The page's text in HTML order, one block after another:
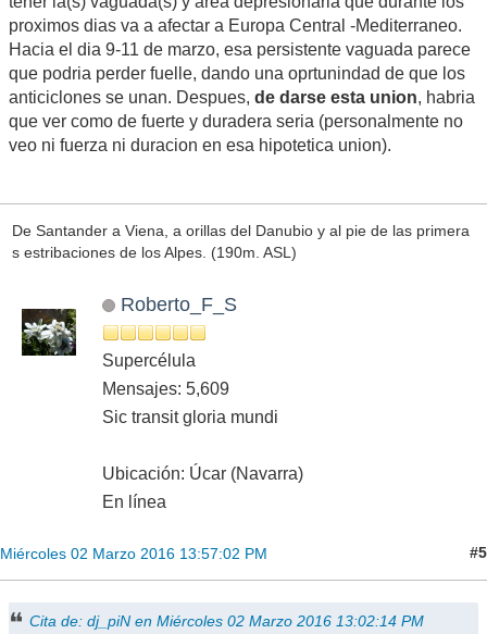
proximos dias va a afectar a Europa Central -Mediterraneo.
Hacia el dia 9-11 de marzo, esa persistente vaguada parece
que podria perder fuelle, dando una oprtunindad de que los
anticiclones se unan. Despues, de darse esta union, habria
que ver como de fuerte y duradera seria (personalmente no
veo ni fuerza ni duracion en esa hipotetica union).
De Santander a Viena, a orillas del Danubio y al pie de las primera
s estribaciones de los Alpes. (190m. ASL)
Roberto_F_S
Supercélula
Mensajes: 5,609
Sic transit gloria mundi
Ubicación: Úcar (Navarra)
En línea
Miércoles 02 Marzo 2016 13:57:02 PM #5
Cita de: dj_piN en Miércoles 02 Marzo 2016 13:02:14 PM